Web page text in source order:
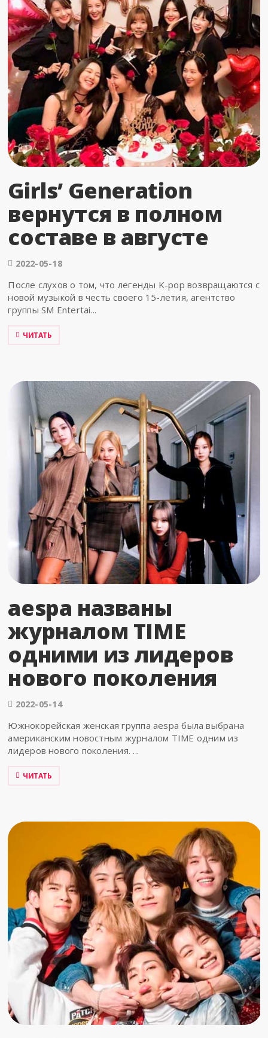
Girls’ Generation
вернутся в полном
составе в августе
2022-05-18
После слухов о том, что легенды K-pop возвращаются с
новой музыкой в честь своего 15-летия, агентство
группы SM Entertai...
ЧИТАТЬ
aespa названы
журналом TIME
одними из лидеров
нового поколения
2022-05-14
Южнокорейская женская группа aespa была выбрана
американским новостным журналом TIME одним из
лидеров нового поколения. ...
ЧИТАТЬ